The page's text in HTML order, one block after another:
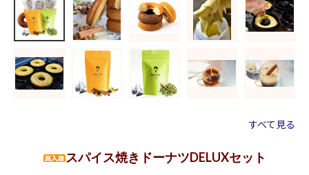
すべて見る
スパイス焼きドーナツDELUXセット